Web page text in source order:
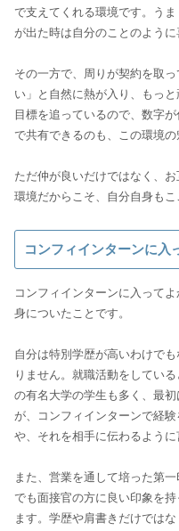
で支えてくれる環境です。う
が出た時は自分のことのように
その一方で、周りが契約を取
い」と自然に熱が入り、もっ
目標を追っているので、数字
で共有できるのも、この環境の
ただ仲が良いだけではなく、
コンフィインターンに入
コンフィインターンに入って
身についたことです。
自分は特別学歴が高いわけで
りません。就職活動をしてい
の有名大学の学生も多く、最
が、コンフィインターンで経
や、それを相手に伝わるように
また、営業を通して培った第
でも面接官の方に良い印象を
ます。学歴や肩書きだけでは